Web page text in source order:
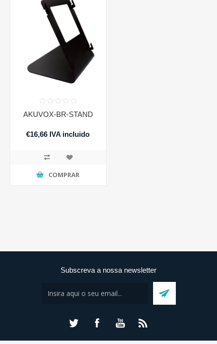
AKUVOX-BR-STAND
€16,66 IVA incluido
COMPRAR
Subscreva a nossa newsletter